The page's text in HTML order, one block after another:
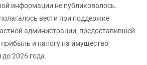
информации не публиковалось.
вести при поддержке
администрации, предоставившей
прибыль и налогу на имущество
2026 года.